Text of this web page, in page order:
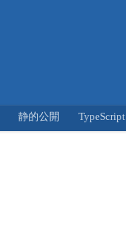
静的公開 TypeScript